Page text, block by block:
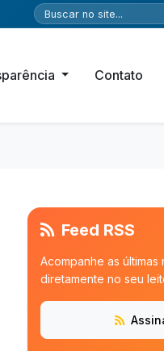
Contato
Feed RSS
Acompanhe as
diretamente no seu